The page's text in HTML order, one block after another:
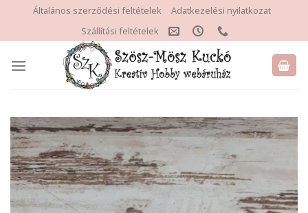
content
Általános szerződési feltételek
Adatkezelési nyilatkozat
Szállítási feltételek